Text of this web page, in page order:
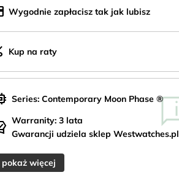
200zł
Wygodnie zapłacisz tak jak lubisz
Kup na raty
Series: Contemporary Moon Phase ®
Warranity: 3 lata
Gwarancji udziela sklep Westwatches.pl
pokaż więcej